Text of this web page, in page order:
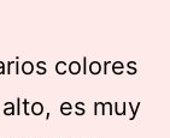
colores
es muy